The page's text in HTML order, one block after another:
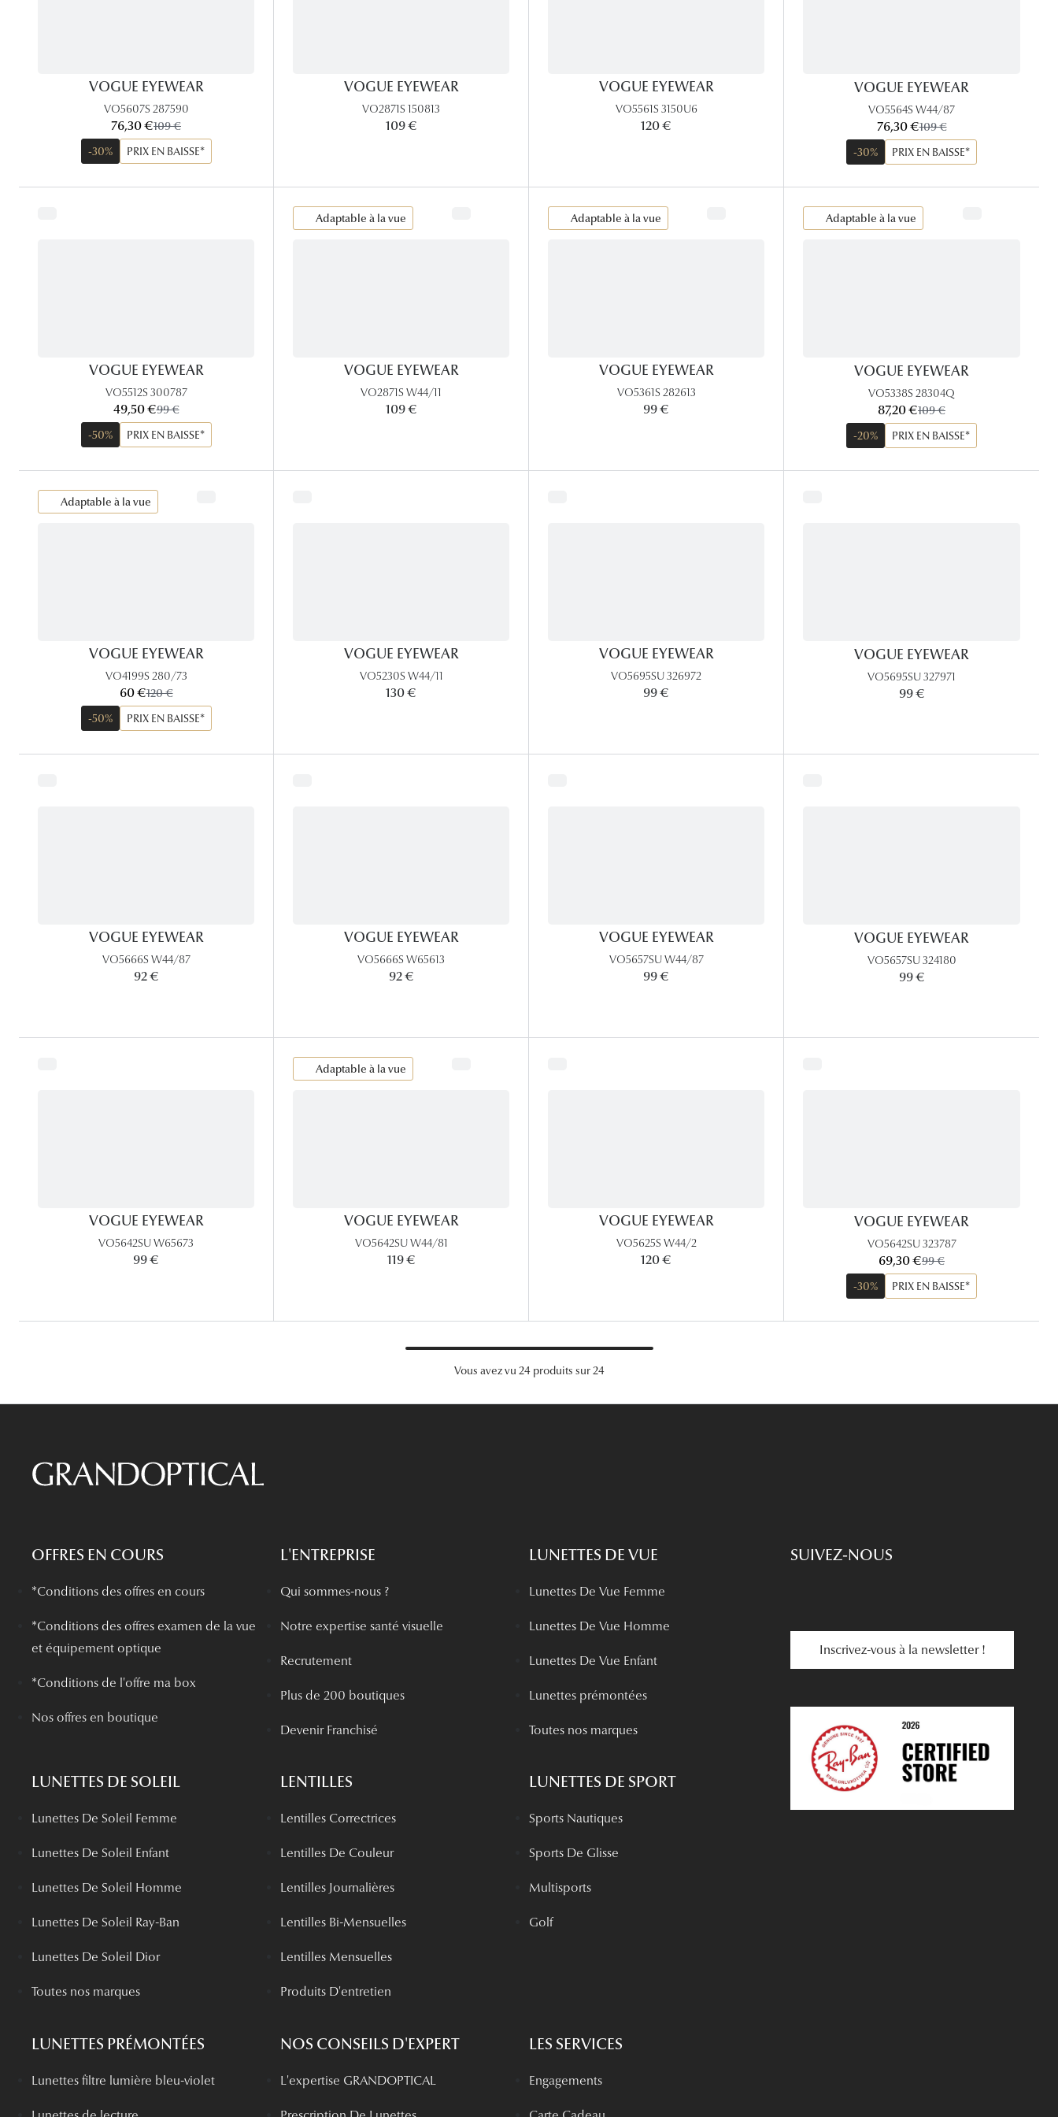
VOGUE EYEWEAR
VO5607S 287590
maintenant:
76,30 €ancien prix:
109 €
-30%
PRIX EN BAISSE*
VOGUE EYEWEAR
VO2871S 150813
109 €
VOGUE EYEWEAR
VO5561S 3150U6
120 €
VOGUE EYEWEAR
VO5564S W44/87
maintenant:
76,30 €ancien prix:
109 €
-30%
PRIX EN BAISSE*
VOGUE EYEWEAR
VO5512S 300787
maintenant:
49,50 €ancien prix:
99 €
-50%
PRIX EN BAISSE*
Adaptable à la vue
VOGUE EYEWEAR
VO2871S W44/11
109 €
Adaptable à la vue
VOGUE EYEWEAR
VO5361S 282613
99 €
Adaptable à la vue
VOGUE EYEWEAR
VO5338S 28304Q
maintenant:
87,20 €ancien prix:
109 €
-20%
PRIX EN BAISSE*
Adaptable à la vue
VOGUE EYEWEAR
VO4199S 280/73
maintenant:
60 €ancien prix:
120 €
-50%
PRIX EN BAISSE*
VOGUE EYEWEAR
VO5230S W44/11
130 €
VOGUE EYEWEAR
VO5695SU 326972
99 €
VOGUE EYEWEAR
VO5695SU 327971
99 €
VOGUE EYEWEAR
VO5666S W44/87
92 €
VOGUE EYEWEAR
VO5666S W65613
92 €
VOGUE EYEWEAR
VO5657SU W44/87
99 €
VOGUE EYEWEAR
VO5657SU 324180
99 €
VOGUE EYEWEAR
VO5642SU W65673
99 €
Adaptable à la vue
VOGUE EYEWEAR
VO5642SU W44/81
119 €
VOGUE EYEWEAR
VO5625S W44/2
120 €
VOGUE EYEWEAR
VO5642SU 323787
maintenant:
69,30 €ancien prix:
99 €
-30%
PRIX EN BAISSE*
Vous avez vu 24 produits sur 24
OFFRES EN COURS
*Conditions des offres en cours
*Conditions des offres examen de la vue
et équipement optique
*Conditions de l'offre ma box
Nos offres en boutique
L'ENTREPRISE
Qui sommes-nous ?
Notre expertise santé visuelle
Recrutement
Plus de 200 boutiques
Devenir Franchisé
LUNETTES DE VUE
Lunettes De Vue Femme
Lunettes De Vue Homme
Lunettes De Vue Enfant
Lunettes prémontées
Toutes nos marques
LUNETTES DE SOLEIL
Lunettes De Soleil Femme
Lunettes De Soleil Enfant
Lunettes De Soleil Homme
Lunettes De Soleil Ray-Ban
Lunettes De Soleil Dior
Toutes nos marques
LENTILLES
Lentilles Correctrices
Lentilles De Couleur
Lentilles Journalières
Lentilles Bi-Mensuelles
Lentilles Mensuelles
Produits D'entretien
LUNETTES DE SPORT
Sports Nautiques
Sports De Glisse
Multisports
Golf
LUNETTES PRÉMONTÉES
Lunettes filtre lumière bleu-violet
NOS CONSEILS D'EXPERT
L'expertise GRANDOPTICAL
LES SERVICES
Engagements
SUIVEZ-NOUS
Inscrivez-vous à la newsletter !